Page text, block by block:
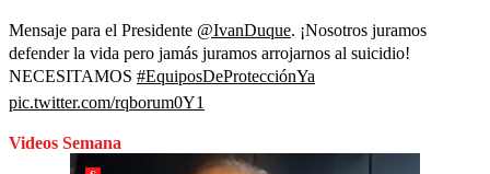
Mensaje para el Presidente @IvanDuque. ¡Nosotros juramos
defender la vida pero jamás juramos arrojarnos al suicidio!
NECESITAMOS #EquiposDeProtecciónYa
pic.twitter.com/rqborum0Y1
Videos Semana